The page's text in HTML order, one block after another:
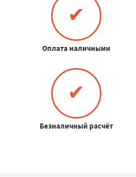
✔
Оплата наличными
✔
Безналичный расчёт